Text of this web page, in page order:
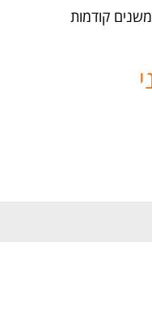
משנים קודמות